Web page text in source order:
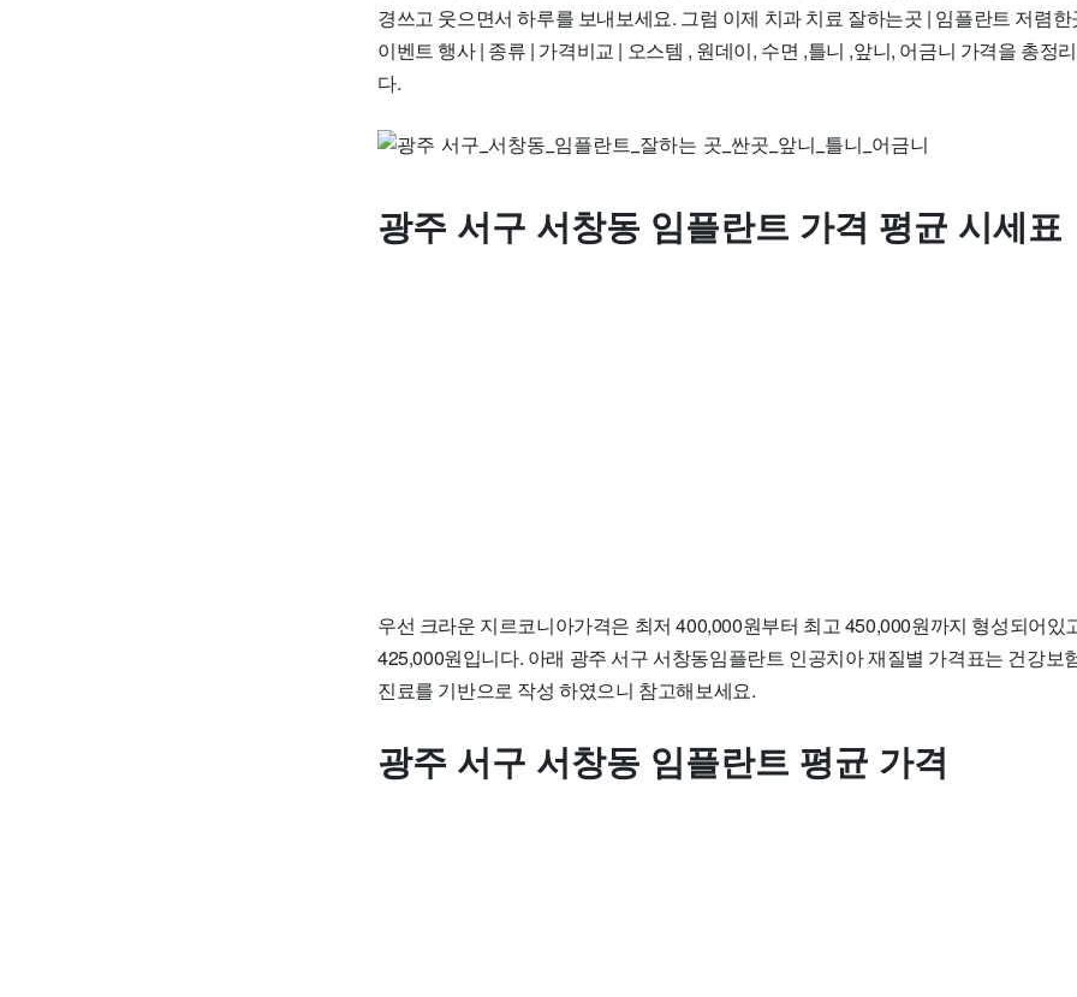
경쓰고 웃으면서 하루를 보내보세요. 그럼 이제 치과 치료 잘하는곳 | 임플란트 저렴
이벤트 행사 | 종류 | 가격비교 | 오스템 , 원데이, 수면 ,틀니 ,앞니, 어금니 가격을 총정
다.
광주 서구 서창동 임플란트 가격 평균 시세표
우선 크라운 지르코니아가격은 최저 400,000원부터 최고 450,000원까지 형성되어있
425,000원입니다. 아래 광주 서구 서창동임플란트 인공치아 재질별 가격표는 건강보
진료를 기반으로 작성 하였으니 참고해보세요.
광주 서구 서창동 임플란트 평균 가격